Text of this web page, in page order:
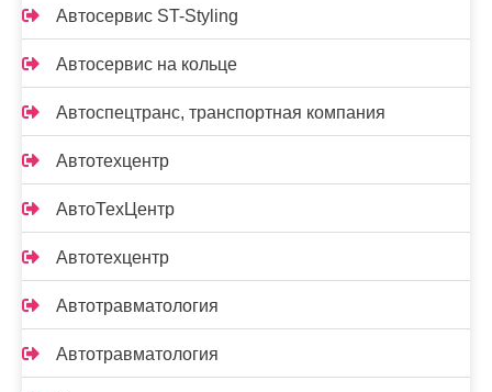
Автосервис ST-Styling
Автосервис на кольце
Автоспецтранс, транспортная компания
Автотехцентр
АвтоТехЦентр
Автотехцентр
Автотравматология
Автотравматология